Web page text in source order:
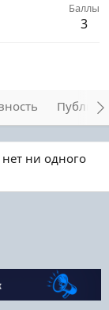
Баллы
3
ни одного